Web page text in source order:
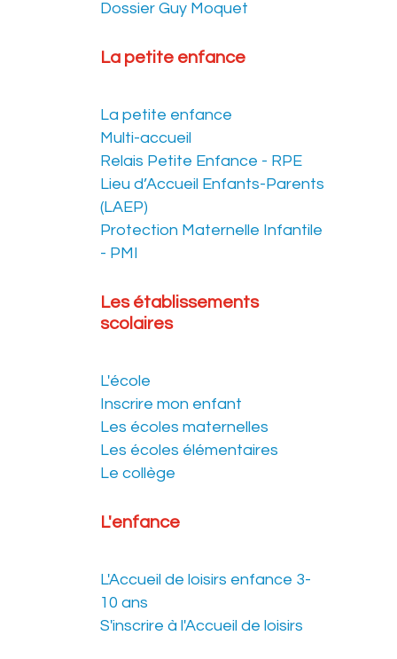
Dossier Guy Moquet
La petite enfance
La petite enfance
Multi-accueil
Relais Petite Enfance - RPE
Lieu d’Accueil Enfants-Parents
(LAEP)
Protection Maternelle Infantile
- PMI
Les établissements
scolaires
L'école
Inscrire mon enfant
Les écoles maternelles
Les écoles élémentaires
Le collège
L'enfance
L'Accueil de loisirs enfance 3-
10 ans
S'inscrire à l'Accueil de loisirs